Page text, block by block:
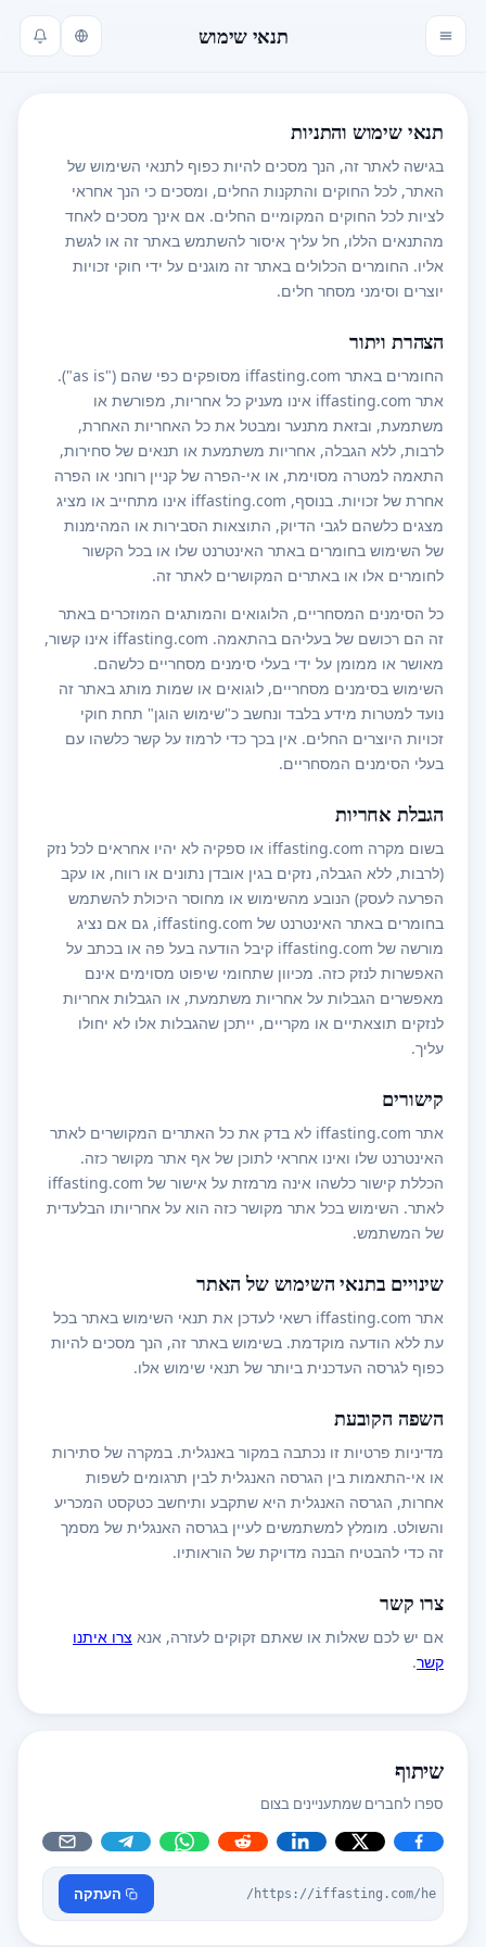
תנאי שימוש
תנאי שימוש והתניות
בגישה לאתר זה, הנך מסכים להיות כפוף לתנאי השימוש של
האתר, לכל החוקים והתקנות החלים, ומסכים כי הנך אחראי
לציות לכל החוקים המקומיים החלים. אם אינך מסכים לאחד
מהתנאים הללו, חל עליך איסור להשתמש באתר זה או לגשת
אליו. החומרים הכלולים באתר זה מוגנים על ידי חוקי זכויות
יוצרים וסימני מסחר חלים.
הצהרת ויתור
החומרים באתר iffasting.com מסופקים כפי שהם ("as is").
אתר iffasting.com אינו מעניק כל אחריות, מפורשת או
משתמעת, ובזאת מתנער ומבטל את כל האחריות האחרת,
לרבות, ללא הגבלה, אחריות משתמעת או תנאים של סחירות,
התאמה למטרה מסוימת, או אי-הפרה של קניין רוחני או הפרה
אחרת של זכויות. בנוסף, iffasting.com אינו מתחייב או מציג
מצגים כלשהם לגבי הדיוק, התוצאות הסבירות או המהימנות
של השימוש בחומרים באתר האינטרנט שלו או בכל הקשור
לחומרים אלו או באתרים המקושרים לאתר זה.
כל הסימנים המסחריים, הלוגואים והמותגים המוזכרים באתר
זה הם רכושם של בעליהם בהתאמה. iffasting.com אינו קשור,
מאושר או ממומן על ידי בעלי סימנים מסחריים כלשהם.
השימוש בסימנים מסחריים, לוגואים או שמות מותג באתר זה
נועד למטרות מידע בלבד ונחשב כ"שימוש הוגן" תחת חוקי
זכויות היוצרים החלים. אין בכך כדי לרמוז על קשר כלשהו עם
בעלי הסימנים המסחריים.
הגבלת אחריות
בשום מקרה iffasting.com או ספקיה לא יהיו אחראים לכל נזק
(לרבות, ללא הגבלה, נזקים בגין אובדן נתונים או רווח, או עקב
הפרעה לעסק) הנובע מהשימוש או מחוסר היכולת להשתמש
בחומרים באתר האינטרנט של iffasting.com, גם אם נציג
מורשה של iffasting.com קיבל הודעה בעל פה או בכתב על
האפשרות לנזק כזה. מכיוון שתחומי שיפוט מסוימים אינם
מאפשרים הגבלות על אחריות משתמעת, או הגבלות אחריות
לנזקים תוצאתיים או מקריים, ייתכן שהגבלות אלו לא יחולו
עליך.
קישורים
אתר iffasting.com לא בדק את כל האתרים המקושרים לאתר
האינטרנט שלו ואינו אחראי לתוכן של אף אתר מקושר כזה.
הכללת קישור כלשהו אינה מרמזת על אישור של iffasting.com
לאתר. השימוש בכל אתר מקושר כזה הוא על אחריותו הבלעדית
של המשתמש.
שינויים בתנאי השימוש של האתר
אתר iffasting.com רשאי לעדכן את תנאי השימוש באתר בכל
עת ללא הודעה מוקדמת. בשימוש באתר זה, הנך מסכים להיות
כפוף לגרסה העדכנית ביותר של תנאי שימוש אלו.
השפה הקובעת
מדיניות פרטיות זו נכתבה במקור באנגלית. במקרה של סתירות
או אי-התאמות בין הגרסה האנגלית לבין תרגומים לשפות
אחרות, הגרסה האנגלית היא שתקבע ותיחשב כטקסט המכריע
והשולט. מומלץ למשתמשים לעיין בגרסה האנגלית של מסמך
זה כדי להבטיח הבנה מדויקת של הוראותיו.
צרו קשר
אם יש לכם שאלות או שאתם זקוקים לעזרה, אנא צרו איתנו
קשר.
שיתוף
ספרו לחברים שמתעניינים בצום
https://iffasting.com/he/ העתקה